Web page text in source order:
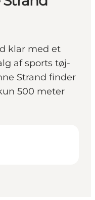
klar med et
af sports tøj-
Strand finder
500 meter